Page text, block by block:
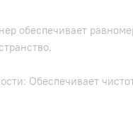
обеспечивает
Обеспечивает